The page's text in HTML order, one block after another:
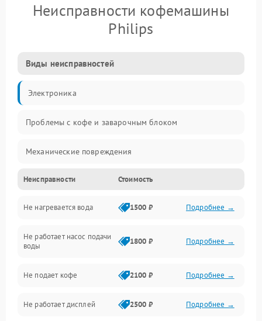
Неисправности кофемашины
Philips
Виды неисправностей
Электроника
Проблемы с кофе и заварочным блоком
Механические повреждения
Прочие неисправности
Включение и работа
Проблемы с водой
Проблемы с капучинатором и паром
Управление и электроника
Неисправности Стоимость
Не нагревается вода 1500 ₽ Подробнее →
Не работает насос подачи
воды
1800 ₽ Подробнее →
Не подает кофе 2100 ₽ Подробнее →
Не работает дисплей 2500 ₽ Подробнее →